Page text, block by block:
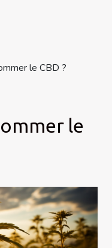
le CBD ?
le